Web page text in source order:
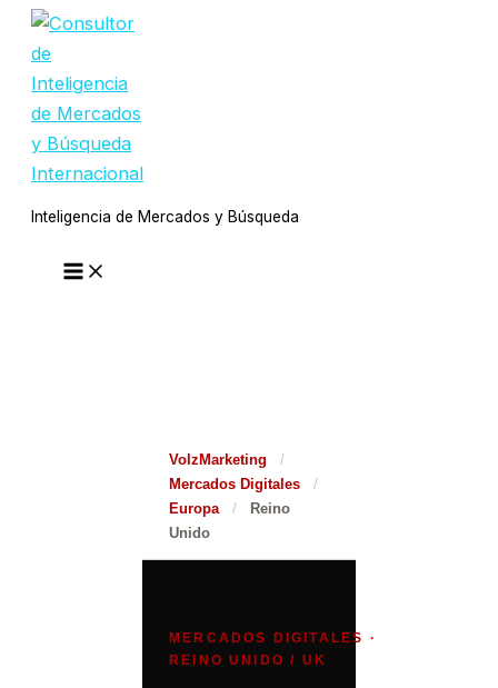
contenido
Inteligencia de Mercados y Búsqueda
VolzMarketing
/
Mercados Digitales
/
Europa
/
Reino
Unido
MERCADOS DIGITALES ·
REINO UNIDO / UK